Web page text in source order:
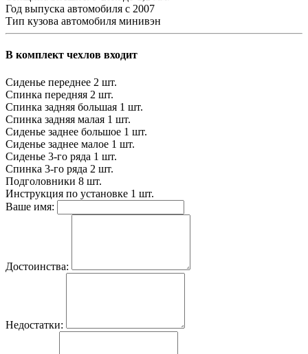
Год выпуска автомобиля с 2007
Тип кузова автомобиля минивэн
В комплект чехлов входит
Сиденье переднее 2 шт.
Спинка передняя 2 шт.
Спинка задняя большая 1 шт.
Спинка задняя малая 1 шт.
Сиденье заднее большое 1 шт.
Сиденье заднее малое 1 шт.
Сиденье 3-го ряда 1 шт.
Спинка 3-го ряда 2 шт.
Подголовники 8 шт.
Инструкция по установке 1 шт.
Ваше имя:
Достоинства:
Недостатки: